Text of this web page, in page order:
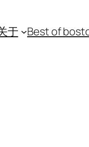
于 Best of